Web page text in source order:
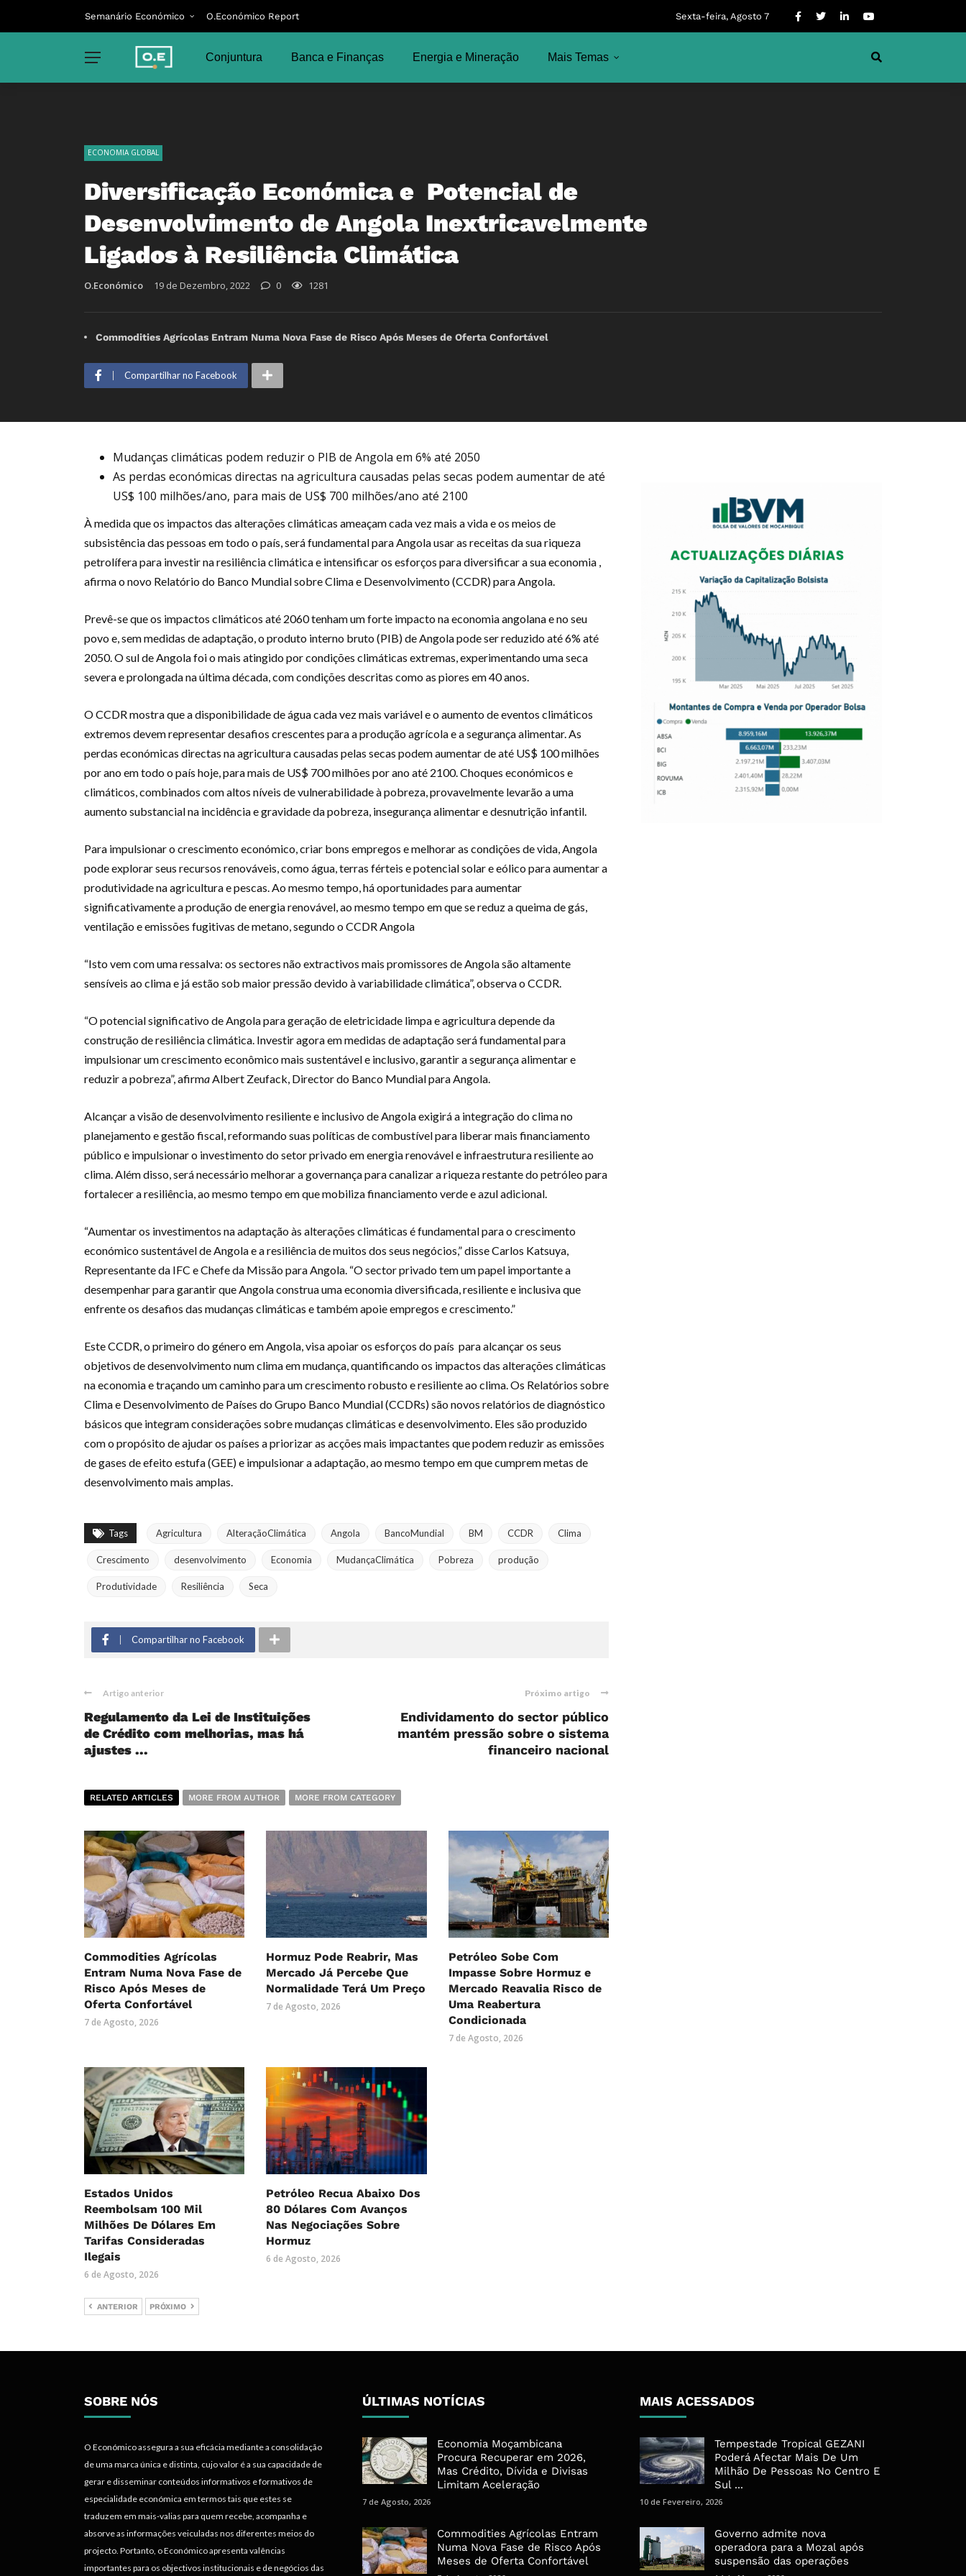
Semanário Económico O.Económico Report Sexta-feira, Agosto 7
Conjuntura Banca e Finanças Energia e Mineração Mais Temas
ECONOMIA GLOBAL
Diversificação Económica e Potencial de
Desenvolvimento de Angola Inextricavelmente
Ligados à Resiliência Climática
O.Económico 19 de Dezembro, 2022 0 1281
Commodities Agrícolas Entram Numa Nova Fase de Risco Após Meses de Oferta Confortável
Compartilhar no Facebook
Mudanças climáticas podem reduzir o PIB de Angola em 6% até 2050
As perdas económicas directas na agricultura causadas pelas secas podem aumentar de até
US$ 100 milhões/ano, para mais de US$ 700 milhões/ano até 2100
À medida que os impactos das alterações climáticas ameaçam cada vez mais a vida e os meios de
subsistência das pessoas em todo o país, será fundamental para Angola usar as receitas da sua riqueza
petrolífera para investir na resiliência climática e intensificar os esforços para diversificar a sua economia ,
afirma o novo Relatório do Banco Mundial sobre Clima e Desenvolvimento (CCDR) para Angola.
Prevê-se que os impactos climáticos até 2060 tenham um forte impacto na economia angolana e no seu
povo e, sem medidas de adaptação, o produto interno bruto (PIB) de Angola pode ser reduzido até 6% até
2050. O sul de Angola foi o mais atingido por condições climáticas extremas, experimentando uma seca
severa e prolongada na última década, com condições descritas como as piores em 40 anos.
O CCDR mostra que a disponibilidade de água cada vez mais variável e o aumento de eventos climáticos
extremos devem representar desafios crescentes para a produção agrícola e a segurança alimentar. As
perdas económicas directas na agricultura causadas pelas secas podem aumentar de até US$ 100 milhões
por ano em todo o país hoje, para mais de US$ 700 milhões por ano até 2100. Choques económicos e
climáticos, combinados com altos níveis de vulnerabilidade à pobreza, provavelmente levarão a uma
aumento substancial na incidência e gravidade da pobreza, insegurança alimentar e desnutrição infantil.
Para impulsionar o crescimento económico, criar bons empregos e melhorar as condições de vida, Angola
pode explorar seus recursos renováveis, como água, terras férteis e potencial solar e eólico para aumentar a
produtividade na agricultura e pescas. Ao mesmo tempo, há oportunidades para aumentar
significativamente a produção de energia renovável, ao mesmo tempo em que se reduz a queima de gás,
ventilação e emissões fugitivas de metano, segundo o CCDR Angola
“Isto vem com uma ressalva: os sectores não extractivos mais promissores de Angola são altamente
sensíveis ao clima e já estão sob maior pressão devido à variabilidade climática”, observa o CCDR.
“O potencial significativo de Angola para geração de eletricidade limpa e agricultura depende da
construção de resiliência climática. Investir agora em medidas de adaptação será fundamental para
impulsionar um crescimento econômico mais sustentável e inclusivo, garantir a segurança alimentar e
reduzir a pobreza”, afirmaAlbert Zeufack, Director do Banco Mundial para Angola.
Alcançar a visão de desenvolvimento resiliente e inclusivo de Angola exigirá a integração do clima no
planejamento e gestão fiscal, reformando suas políticas de combustível para liberar mais financiamento
público e impulsionar o investimento do setor privado em energia renovável e infraestrutura resiliente ao
clima. Além disso, será necessário melhorar a governança para canalizar a riqueza restante do petróleo para
fortalecer a resiliência, ao mesmo tempo em que mobiliza financiamento verde e azul adicional.
“Aumentar os investimentos na adaptação às alterações climáticas é fundamental para o crescimento
económico sustentável de Angola e a resiliência de muitos dos seus negócios,” disse Carlos Katsuya,
Representante da IFC e Chefe da Missão para Angola. “O sector privado tem um papel importante a
desempenhar para garantir que Angola construa uma economia diversificada, resiliente e inclusiva que
enfrente os desafios das mudanças climáticas e também apoie empregos e crescimento.”
Este CCDR, o primeiro do género em Angola, visa apoiar os esforços do país para alcançar os seus
objetivos de desenvolvimento num clima em mudança, quantificando os impactos das alterações climáticas
na economia e traçando um caminho para um crescimento robusto e resiliente ao clima. Os Relatórios sobre
Clima e Desenvolvimento de Países do Grupo Banco Mundial (CCDRs) são novos relatórios de diagnóstico
básicos que integram considerações sobre mudanças climáticas e desenvolvimento. Eles são produzido
com o propósito de ajudar os países a priorizar as acções mais impactantes que podem reduzir as emissões
de gases de efeito estufa (GEE) e impulsionar a adaptação, ao mesmo tempo em que cumprem metas de
desenvolvimento mais amplas.
Tags Agricultura AlteraçãoClimática Angola BancoMundial BM CCDR Clima
Crescimento desenvolvimento Economia MudançaClimática Pobreza produção
Produtividade Resiliência Seca
Compartilhar no Facebook
Artigo anterior
Regulamento da Lei de Instituições
de Crédito com melhorias, mas há
ajustes ...
Próximo artigo
Endividamento do sector público
mantém pressão sobre o sistema
financeiro nacional
RELATED ARTICLES MORE FROM AUTHOR MORE FROM CATEGORY
Commodities Agrícolas
Entram Numa Nova Fase de
Risco Após Meses de
Oferta Confortável
7 de Agosto, 2026
Hormuz Pode Reabrir, Mas
Mercado Já Percebe Que
Normalidade Terá Um Preço
7 de Agosto, 2026
Petróleo Sobe Com
Impasse Sobre Hormuz e
Mercado Reavalia Risco de
Uma Reabertura
Condicionada
7 de Agosto, 2026
Estados Unidos
Reembolsam 100 Mil
Milhões De Dólares Em
Tarifas Consideradas
Ilegais
6 de Agosto, 2026
Petróleo Recua Abaixo Dos
80 Dólares Com Avanços
Nas Negociações Sobre
Hormuz
6 de Agosto, 2026
ANTERIOR PRÓXIMO
SOBRE NÓS
O Económico assegura a sua eficácia mediante a consolidação
de uma marca única e distinta, cujo valor é a sua capacidade de
gerar e disseminar conteúdos informativos e formativos de
especialidade económica em termos tais que estes se
traduzem em mais-valias para quem recebe, acompanha e
absorve as informações veiculadas nos diferentes meios do
projecto. Portanto, o Económico apresenta valências
importantes para os objectivos institucionais e de negócios das
ÚLTIMAS NOTÍCIAS
Economia Moçambicana
Procura Recuperar em 2026,
Mas Crédito, Dívida e Divisas
Limitam Aceleração
7 de Agosto, 2026
Commodities Agrícolas Entram
Numa Nova Fase de Risco Após
Meses de Oferta Confortável
MAIS ACESSADOS
Tempestade Tropical GEZANI
Poderá Afectar Mais De Um
Milhão De Pessoas No Centro E
Sul ...
10 de Fevereiro, 2026
Governo admite nova
operadora para a Mozal após
suspensão das operações